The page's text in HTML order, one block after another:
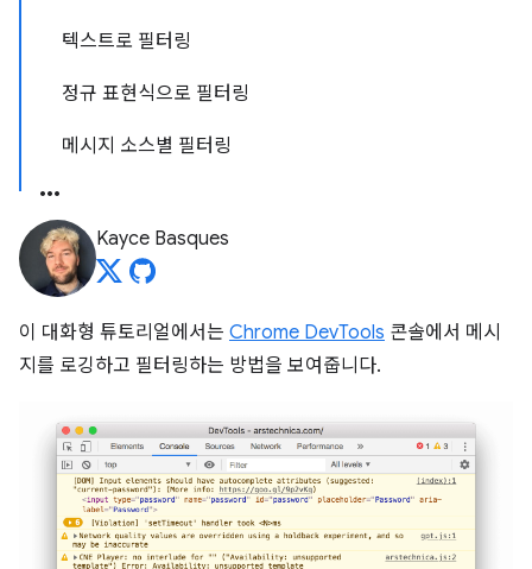
텍스트로 필터링
정규 표현식으로 필터링
메시지 소스별 필터링
Kayce Basques
이 대화형 튜토리얼에서는 Chrome DevTools 콘솔에서 메시
지를 로깅하고 필터링하는 방법을 보여줍니다.